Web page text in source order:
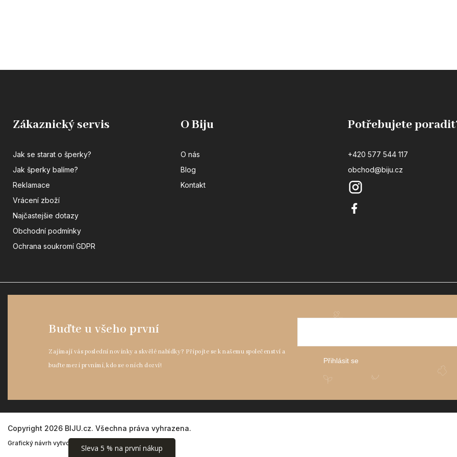
Zákaznický servis
Jak se starat o šperky?
Jak šperky balíme?
Reklamace
Vrácení zboží
Najčastejšie dotazy
Obchodní podmínky
Ochrana soukromí GDPR
O Biju
O nás
Blog
Kontakt
Potřebujete
+420 577 544 117
obchod@biju.cz
Přihlásit se
Copyright 2026 BIJU.cz. Všechna práva vyhrazena.
Grafický návrh vytvořil a nakódoval
Sleva 5 % na první nákup